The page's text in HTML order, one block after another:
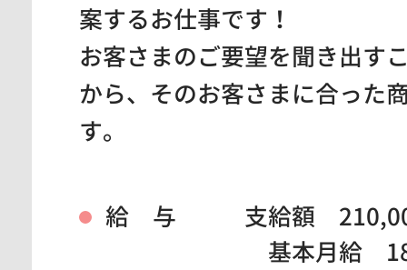
案するお仕事です！
お客さまのご要望を聞き出す
から、そのお客さまに合った
す。
給 与
支給額
基本月給